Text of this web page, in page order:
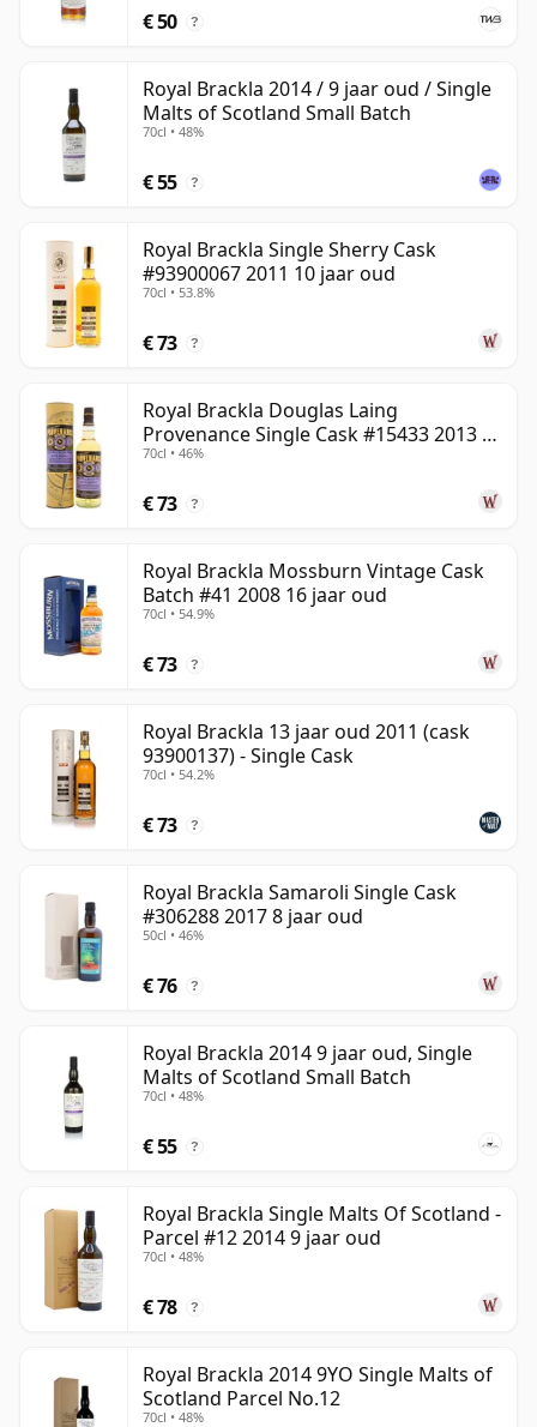
€ 50 ?
Royal Brackla 2014 / 9 jaar oud / Single
Malts of Scotland Small Batch
70cl • 48%
€ 55 ?
Royal Brackla Single Sherry Cask
#93900067 2011 10 jaar oud
70cl • 53.8%
€ 73 ?
Royal Brackla Douglas Laing
Provenance Single Cask #15433 2013 8
jaar oud
70cl • 46%
€ 73 ?
Royal Brackla Mossburn Vintage Cask
Batch #41 2008 16 jaar oud
70cl • 54.9%
€ 73 ?
Royal Brackla 13 jaar oud 2011 (cask
93900137) - Single Cask
70cl • 54.2%
€ 73 ?
Royal Brackla Samaroli Single Cask
#306288 2017 8 jaar oud
50cl • 46%
€ 76 ?
Royal Brackla 2014 9 jaar oud, Single
Malts of Scotland Small Batch
70cl • 48%
€ 55 ?
Royal Brackla Single Malts Of Scotland -
Parcel #12 2014 9 jaar oud
70cl • 48%
€ 78 ?
Royal Brackla 2014 9YO Single Malts of
Scotland Parcel No.12
70cl • 48%